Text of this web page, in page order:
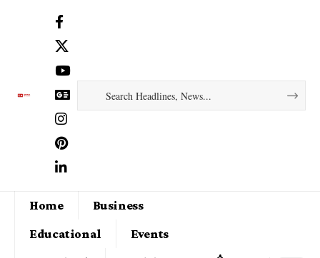
Home
Business
Educational
Events